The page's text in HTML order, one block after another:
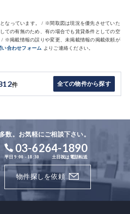
なっています。 / ※間取図は現況を優先させていた
ての有無のため、有の場合でも賃貸条件としての空
/ ※掲載情報の誤りや変更、未掲載情報の掲載依頼が
い合わせフォーム よりご連絡ください。
件 全ての物件から探す
数。お気軽にご相談下さい。
03-6264-1890
平日 9:00 - 18:30 土日祝は電話転送
物件探しを依頼